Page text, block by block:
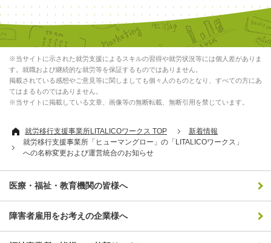
※当サイトに示された就労支援によるスキルの習得や就労状況等には個人差がありま
す。就職および継続的な就労等を保証するものではありません。
掲載されている感想やご意見等に関しましても個々人のものとなり、すべての方にあ
てはまるものではありません。
※当サイトに掲載している文章、画像等の無断転載、無断引用を禁じています。
就労移行支援事業所LITALICOワークス TOP
新着情報
就労移行支援事業所「ヒューマングロー」の「LITALICOワークス」
への名称変更および運営統合のお知らせ
医療・福祉・教育機関の皆様へ
障害者雇用をお考えの企業様へ